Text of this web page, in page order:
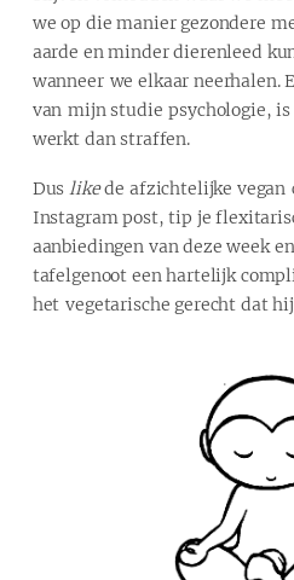
we op die manier gezondere
aarde en minder dierenleed
wanneer we elkaar neerhalen.
van mijn studie psychologie,
werkt dan straffen.
Duslikede afzichtelijke vegan
Instagram post, tip je
aanbiedingen van deze week
tafelgenoot een hartelijk
het vegetarische gerecht dat